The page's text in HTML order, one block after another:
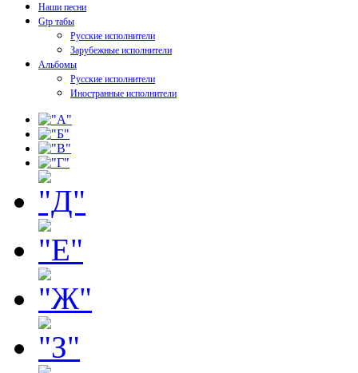
Наши песни
Gtp табы
Русские исполнители
Зарубежные исполнители
Альбомы
Русские исполнители
Иностранные исполнители